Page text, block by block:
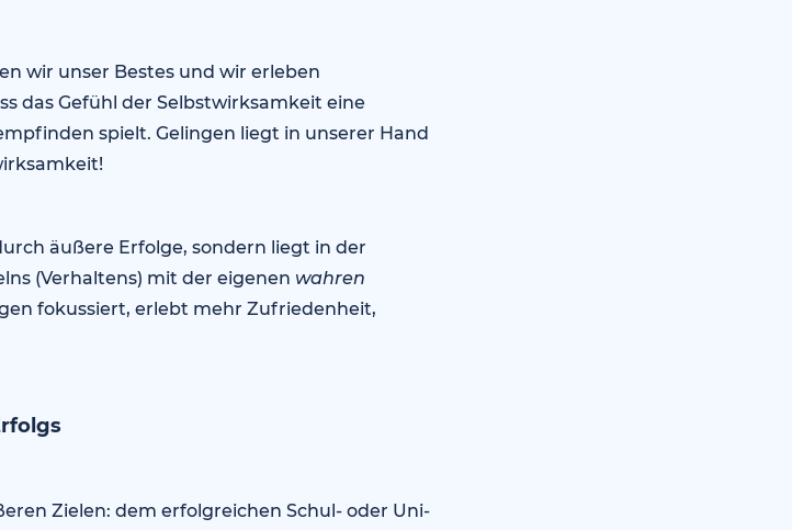
wir unser Bestes und wir erleben
das Gefühl der Selbstwirksamkeit eine
spielt. Gelingen liegt in unserer Hand
äußere Erfolge, sondern liegt in der
(Verhaltens) mit der eigenen wahren
fokussiert, erlebt mehr Zufriedenheit,
Zielen: dem erfolgreichen Schul- oder Uni-